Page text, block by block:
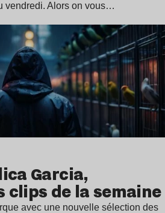
vendredi. Alors on vous…
Garcia,
clips de la semaine
avec une nouvelle sélection des